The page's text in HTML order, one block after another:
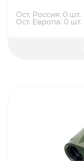
Ост. Россия: 0 шт.
Ост. Европа: 0 шт.